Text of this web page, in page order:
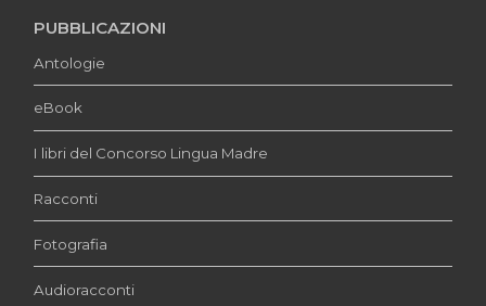
PUBBLICAZIONI
Antologie
eBook
I libri del Concorso Lingua Madre
Racconti
Fotografia
Audioracconti